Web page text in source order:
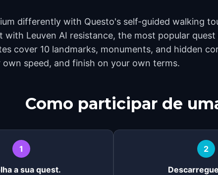
differently with Questo's self-guided walking
with Leuven AI resistance, the most popular
cover 10 landmarks, monuments, and hidden
speed, and finish on your own terms.
Como participar de
1
a sua quest.
2